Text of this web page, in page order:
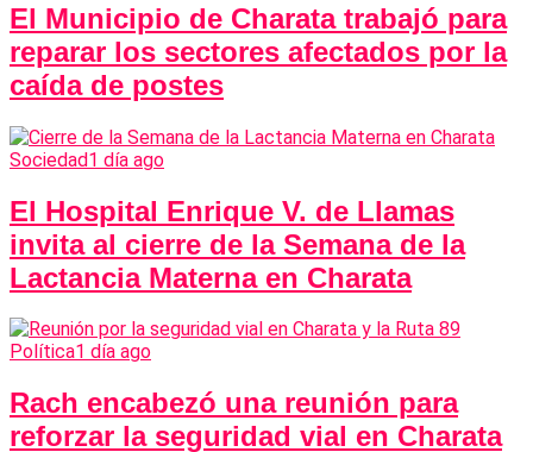
El Municipio de Charata trabajó para
reparar los sectores afectados por la
caída de postes
Sociedad1 día ago
El Hospital Enrique V. de Llamas
invita al cierre de la Semana de la
Lactancia Materna en Charata
Política1 día ago
Rach encabezó una reunión para
reforzar la seguridad vial en Charata